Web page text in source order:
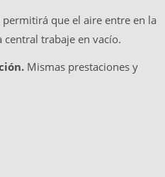
permitirá que el aire entre en la
trabaje en vacío.
Mismas prestaciones y